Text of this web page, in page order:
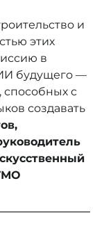
и
этих
в
будущего —
способных с
создавать